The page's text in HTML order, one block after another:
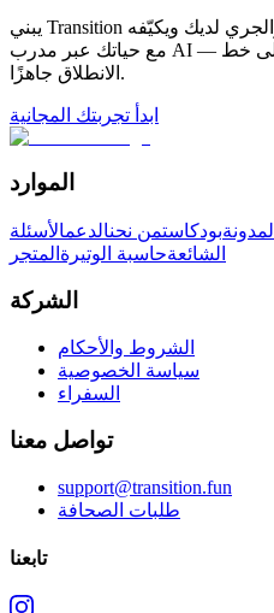
يبني Transition تدريب السباحة وركوب الدراجة والجري لديك ويكيّفه
مع حياتك عبر مدرب AI — أسبوعًا بعد أسبوع، لتصل إلى خط
الانطلاق جاهزًا.
ابدأ تجربتك المجانية
الموارد
المدونةبودكاستمن نحنالدعمالأسئلة
الشائعةحاسبة الوتيرة المتجر
الشركة
الشروط والأحكام
سياسة الخصوصية
السفراء
تواصل معنا
support@transition.fun
طلبات الصحافة
تابعنا